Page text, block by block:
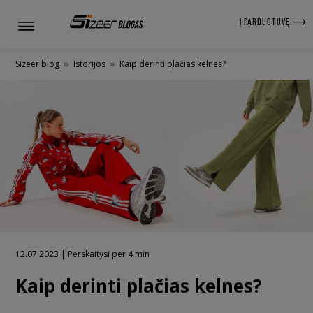
Į PARDUOTUVĘ
Sizeer blog » Istorijos » Kaip derinti plačias kelnes?
12.07.2023 | Perskaitysi per 4 min
Kaip derinti plačias kelnes?